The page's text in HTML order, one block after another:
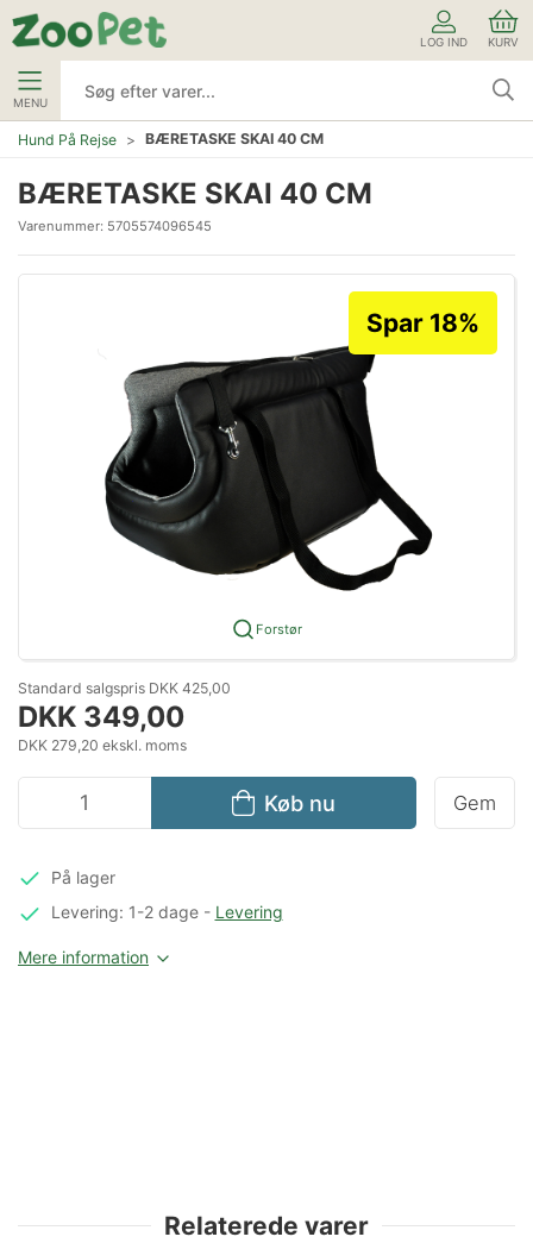
LOG IND KURV
MENU
Hund På Rejse BÆRETASKE SKAI 40 CM
BÆRETASKE SKAI 40 CM
Varenummer: 5705574096545
Forstør
Spar 18%
Standard salgspris DKK 425,00
DKK 349,00
DKK 279,20 ekskl. moms
Køb nu Gem
På lager
Levering: 1-2 dage- Levering
Mere information
Relaterede varer